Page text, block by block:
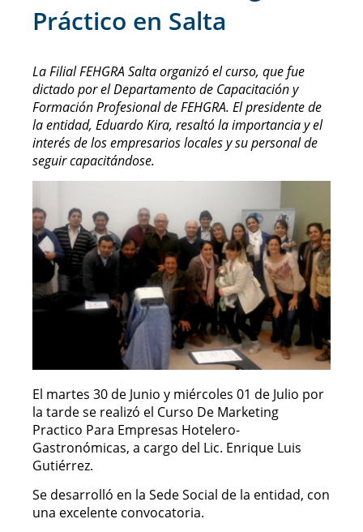
Práctico en Salta
La Filial FEHGRA Salta organizó el curso, que fue
dictado por el Departamento de Capacitación y
Formación Profesional de FEHGRA. El presidente de
la entidad, Eduardo Kira, resaltó la importancia y el
interés de los empresarios locales y su personal de
seguir capacitándose.
El martes 30 de Junio y miércoles 01 de Julio por
la tarde se realizó el Curso De Marketing
Practico Para Empresas Hotelero-
Gastronómicas, a cargo del Lic. Enrique Luis
Gutiérrez.
Se desarrolló en la Sede Social de la entidad, con
una excelente convocatoria.